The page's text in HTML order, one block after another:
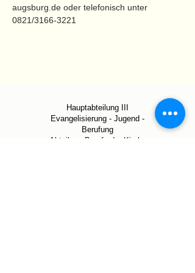
augsburg.de oder telefonisch unter
0821/3166-3221
Hauptabteilung III
Evangelisierung - Jugend -
Berufung
Abteilung Berufe der Kirche